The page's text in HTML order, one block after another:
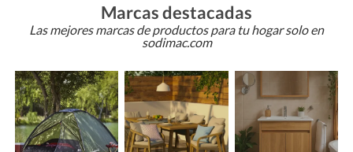
Marcas destacadas
Las mejores marcas de productos para tu hogar solo en
sodimac.com